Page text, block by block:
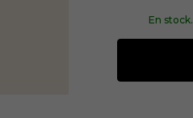
En stock.